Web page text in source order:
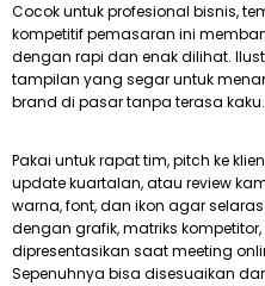
Cocok untuk profesional bisnis,
kompetitif pemasaran ini
dengan rapi dan enak dilihat.
tampilan yang segar untuk
brand di pasar tanpa terasa kaku.
Pakai untuk rapat tim, pitch ke
update kuartalan, atau review
warna, font, dan ikon agar
dengan grafik, matriks
dipresentasikan saat meeting
Sepenuhnya bisa disesuaikan